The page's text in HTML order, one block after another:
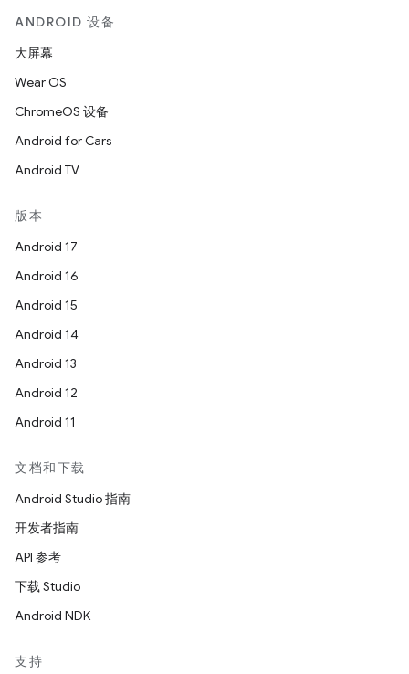
ANDROID 设备
大屏幕
Wear OS
ChromeOS 设备
Android for Cars
Android TV
版本
Android 17
Android 16
Android 15
Android 14
Android 13
Android 12
Android 11
文档和下载
Android Studio 指南
开发者指南
API 参考
下载 Studio
Android NDK
支持